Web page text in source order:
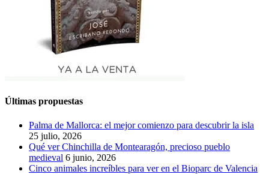
Últimas propuestas
Palma de Mallorca: el mejor comienzo para descubrir la isla
25 julio, 2026
Qué ver Chinchilla de Montearagón, precioso pueblo
medieval 6 junio, 2026
Cinco animales increíbles para ver en el Bioparc de Valencia